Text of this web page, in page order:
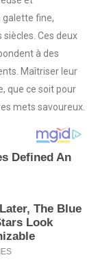
galette fine,
Ces deux
à des
Maîtriser leur
que ce soit pour
mets savoureux.